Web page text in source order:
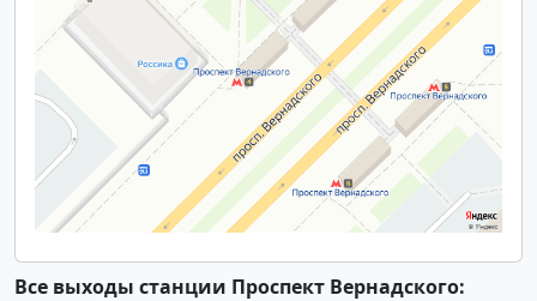
Все выходы станции Проспект Вернадского: